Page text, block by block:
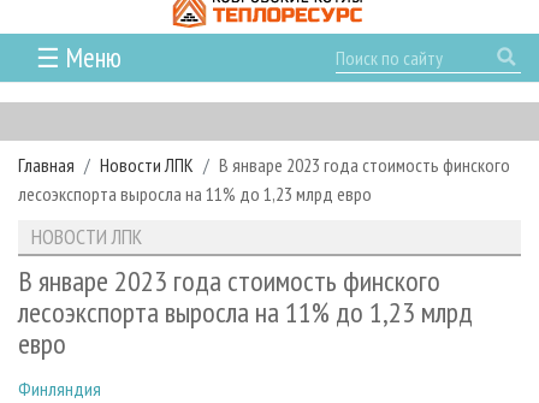
☰ Меню
ГЛАВНАЯ
РУБРИКИ И ТЕМЫ
РУБРИКИ ЖУРНАЛА
ЛЕСОЗАГОТОВКА
ЛЕСОПИЛЕНИЕ
ДЕРЕВООБРАБОТКА
СУШКА ДРЕВЕСИНЫ
НОВОСТИ
НОВОСТИ ЛПК
НОВОСТИ ЖУРНАЛА
НОВОСТИ КОМПАНИЙ
ПРОЕКТЫ ЛПИ
АНАЛИТИКА
ПРЕДПРИЯТИЯ ЛПК
ЛЕСНЫЕ РЕГИОНЫ РОССИИ
ПЕРСОНЫ
АРХИВ ЖУРНАЛОВ
СТАТЬИ
О ЖУРНАЛЕ
ПОДПИСКА
КОНТАКТЫ
РЕКЛАМОДАТЕЛЯМ
РЕКЛАМА
Главная Новости ЛПК
В январе 2023 года стоимость финского
лесоэкспорта выросла на 11% до 1,23 млрд евро
НОВОСТИ ЛПК
В январе 2023 года стоимость финского
лесоэкспорта выросла на 11% до 1,23 млрд
евро
Финляндия